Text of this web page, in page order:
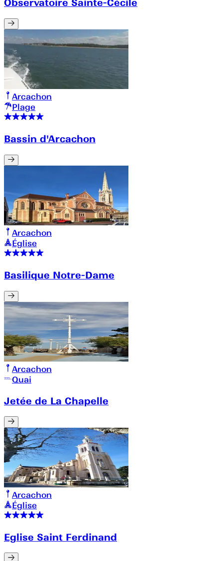
Observatoire Sainte-Cécile
Arcachon
Plage
Bassin d'Arcachon
Arcachon
Église
Basilique Notre-Dame
Arcachon
Quai
Jetée de La Chapelle
Arcachon
Église
Eglise Saint Ferdinand